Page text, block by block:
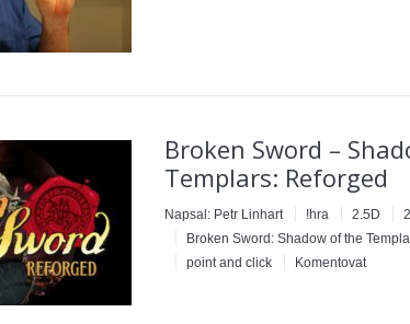
Broken Sword –
Templars: Reforged
Napsal: Petr Linhart !hra 2.5D
Broken Sword: Shadow of the
point and click
Komentovat